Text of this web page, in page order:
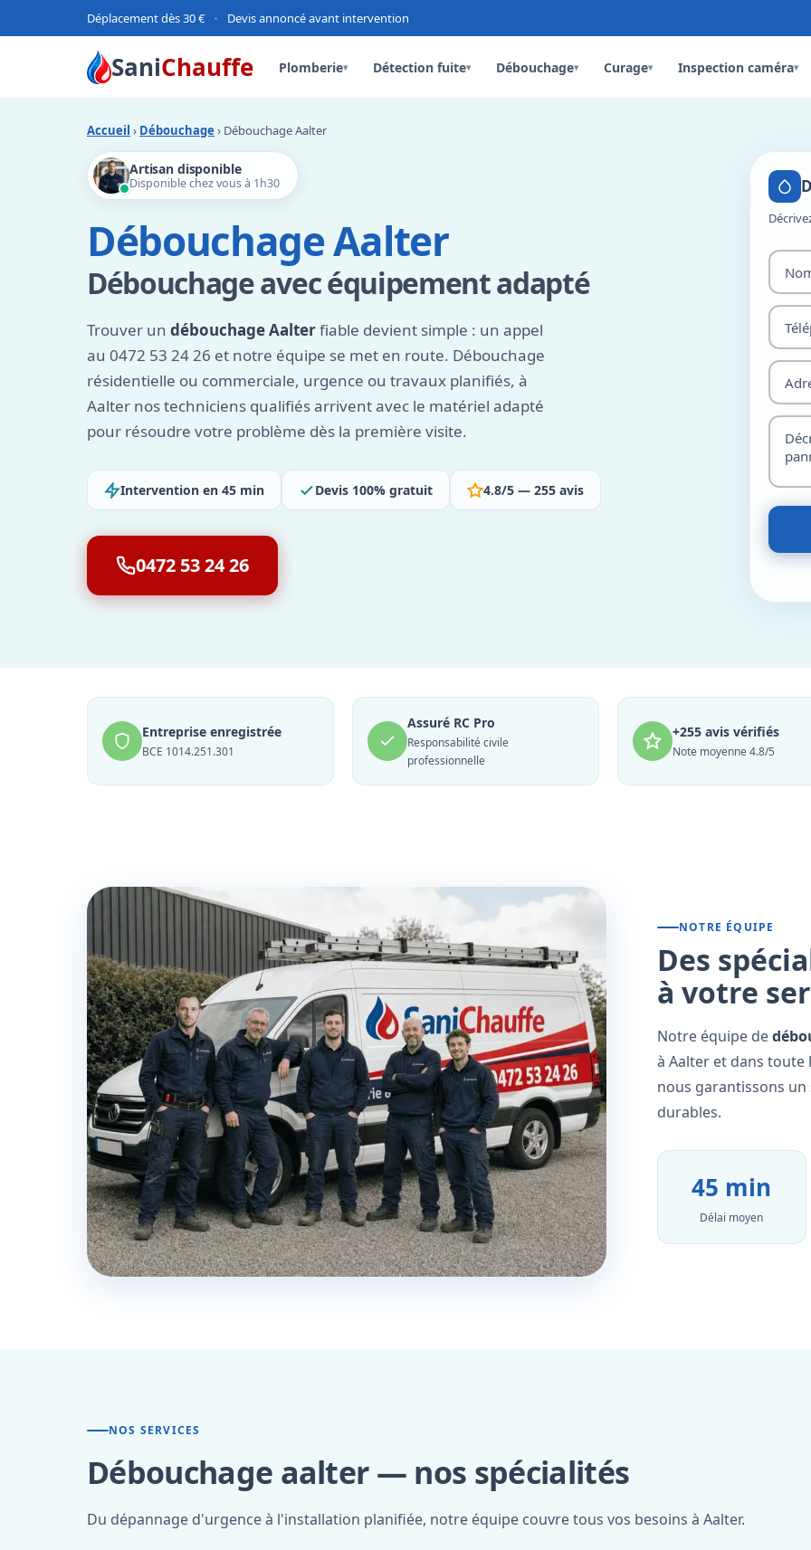
Déplacement dès 30 € • Devis annoncé avant intervention
SaniChauffe Plomberie▾ Détection fuite▾ Débouchage▾ Curage▾ Inspection caméra▾
Accueil › Débouchage › Débouchage Aalter
Artisan disponible
Disponible chez vous à 1h30
Débouchage Aalter
Débouchage avec équipement adapté
Trouver un débouchage Aalterfiable devient simple : un appel
au 0472 53 24 26 et notre équipe se met en route. Débouchage
résidentielle ou commerciale, urgence ou travaux planifiés, à
Aalter nos techniciens qualifiés arrivent avec le matériel adapté
pour résoudre votre problème dès la première visite.
Intervention en 45 min Devis 100% gratuit 4.8/5 — 255 avis
0472 53 24 26
Entreprise enregistrée
BCE 1014.251.301
Assuré RC Pro
Responsabilité civile
professionnelle
+255 avis vérifiés
Note moyenne 4.8/5
NOTRE ÉQUIPE
Des
à votre
Notre équipe de
à Aalter et dans toute
nous garantissons
durables.
45 min
Délai moyen
NOS SERVICES
Débouchage aalter — nos spécialités
Du dépannage d'urgence à l'installation planifiée, notre équipe couvre tous vos besoins à Aalter.